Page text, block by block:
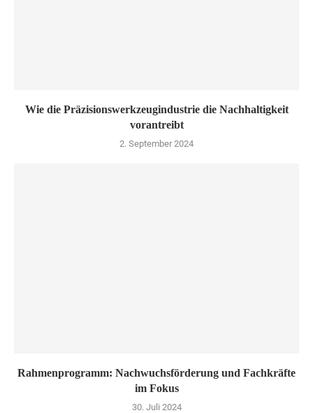
Wie die Präzisionswerkzeugindustrie die Nachhaltigkeit
vorantreibt
2. September 2024
Rahmenprogramm: Nachwuchsförderung und Fachkräfte
im Fokus
30. Juli 2024